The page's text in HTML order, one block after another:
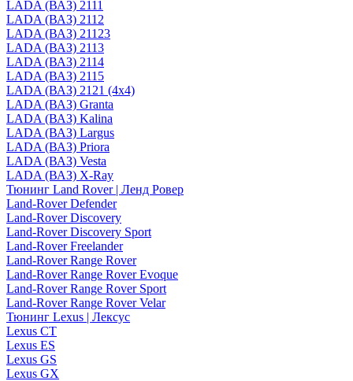
LADA (ВАЗ) 2111
LADA (ВАЗ) 2112
LADA (ВАЗ) 21123
LADA (ВАЗ) 2113
LADA (ВАЗ) 2114
LADA (ВАЗ) 2115
LADA (ВАЗ) 2121 (4x4)
LADA (ВАЗ) Granta
LADA (ВАЗ) Kalina
LADA (ВАЗ) Largus
LADA (ВАЗ) Priora
LADA (ВАЗ) Vesta
LADA (ВАЗ) X-Ray
Тюнинг Land Rover | Ленд Ровер
Land-Rover Defender
Land-Rover Discovery
Land-Rover Discovery Sport
Land-Rover Freelander
Land-Rover Range Rover
Land-Rover Range Rover Evoque
Land-Rover Range Rover Sport
Land-Rover Range Rover Velar
Тюнинг Lexus | Лексус
Lexus CT
Lexus ES
Lexus GS
Lexus GX